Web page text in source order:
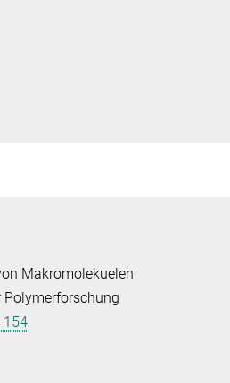
Makromolekuelen
154